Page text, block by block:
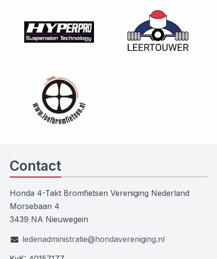
Contact
Honda 4-Takt Bromfietsen Vereniging Nederland
Morsebaan 4
3439 NA Nieuwegein
ledenadministratie@hondavereniging.nl